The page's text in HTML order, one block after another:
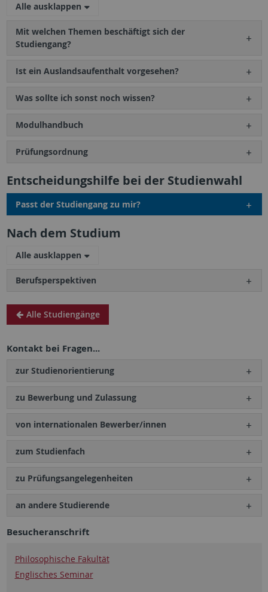
Alle ausklappen
Mit welchen Themen beschäftigt sich der
Studiengang?
Ist ein Auslandsaufenthalt vorgesehen?
Was sollte ich sonst noch wissen?
Modulhandbuch
Prüfungsordnung
Entscheidungshilfe bei der Studienwahl
Passt der Studiengang zu mir?
Nach dem Studium
Alle ausklappen
Berufsperspektiven
Alle Studiengänge
Kontakt bei Fragen...
zur Studienorientierung
zu Bewerbung und Zulassung
von internationalen Bewerber/innen
zum Studienfach
zu Prüfungs­angelegenheiten
an andere Studierende
Besucheranschrift
Philosophische Fakultät
Englisches Seminar